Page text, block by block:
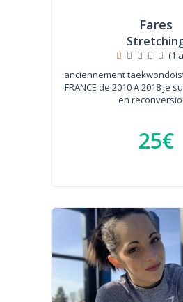
Fares
(1
anciennement
FRANCE de 2010 A 2018 je
en
25€